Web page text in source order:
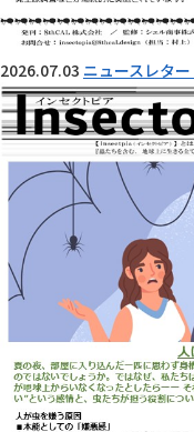
2026.07.03 ニュースレタ